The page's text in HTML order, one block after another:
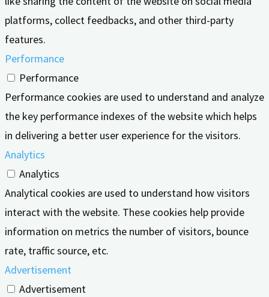
platforms, collect feedbacks, and other third-party
features.
Performance
Performance
Performance cookies are used to understand and analyze
the key performance indexes of the website which helps
in delivering a better user experience for the visitors.
Analytics
Analytics
Analytical cookies are used to understand how visitors
interact with the website. These cookies help provide
information on metrics the number of visitors, bounce
rate, traffic source, etc.
Advertisement
Advertisement